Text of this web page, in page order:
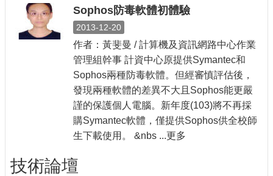
Sophos防毒軟體初體驗
2013-12-20
作者：黃斐曼 / 計算機及資訊網路中心作業
管理組幹事 計資中心原提供Symantec和
Sophos兩種防毒軟體。但經審慎評估後，
發現兩種軟體的差異不大且Sophos能更嚴
謹的保護個人電腦。新年度(103)將不再採
購Symantec軟體，僅提供Sophos供全校師
生下載使用。 &nbs ...更多
技術論壇